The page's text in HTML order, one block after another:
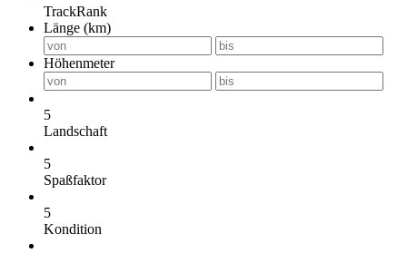
TrackRank
Länge (km)
Höhenmeter
5
Landschaft
5
Spaßfaktor
5
Kondition